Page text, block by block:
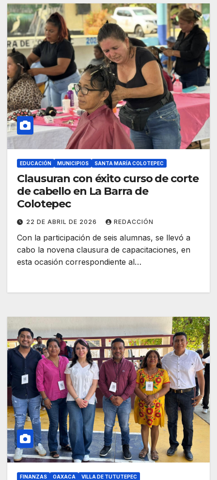
EDUCACIÓN MUNICIPIOS SANTA MARÍA COLOTEPEC
Clausuran con éxito curso de corte
de cabello en La Barra de
Colotepec
22 DE ABRIL DE 2026 REDACCIÓN
Con la participación de seis alumnas, se llevó a
cabo la novena clausura de capacitaciones, en
esta ocasión correspondiente al…
FINANZAS OAXACA VILLA DE TUTUTEPEC